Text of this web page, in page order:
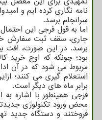
نامه نگاری کرده ایم و
سرانجام برسد.
اما به قول فرجی این
جاری، سقف ثبت سفارش
برسد. در این صورت، افت
بود؛ چونکه که اوج خرید
مربوط می شود که در آن
استعلام گیری می کنند؛
برابر ماه های دیگر است.
فرجی همینطور با اشاره به
محض ورود تکنولوژی
فروختند و دستگاه جدید